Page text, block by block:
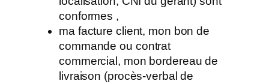
conformes ,
ma facture client, mon bon de
commande ou contrat
commercial, mon bordereau de
livraison (procès-verbal de